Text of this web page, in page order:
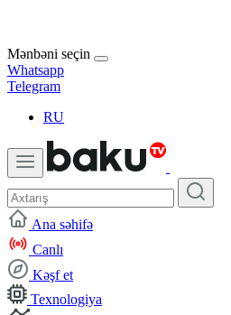
Mənbəni seçin
Whatsapp
Telegram
RU
Ana səhifə
Canlı
Kəşf et
Texnologiya